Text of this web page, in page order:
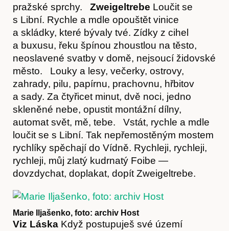
Časopis
Hostcast
pražské sprchy. Zweigeltrebe Loučit se
s Libní. Rychle a mdle opouštět vinice
a skládky, které bývaly tvé. Zídky z cihel
a buxusu, řeku špínou zhoustlou na těsto,
neoslavené svatby v domě, nejsoucí židovské
město. Louky a lesy, večerky, ostrovy,
zahrady, pilu, papírnu, prachovnu, hřbitov
a sady. Za čtyřicet minut, dvě noci, jedno
skleněné nebe, opustit montážní dílny,
automat svět, mě, tebe. Vstát, rychle a mdle
loučit se s Libní. Tak nepřemostěným mostem
rychlíky spěchají do Vídně. Rychleji, rychleji,
rychleji, můj zlatý kudrnatý Foibe —
dovzdychat, doplakat, dopít Zweigeltrebe.
Marie Iljašenko, foto: archiv Host
Viz Láska Když postupuješ své území